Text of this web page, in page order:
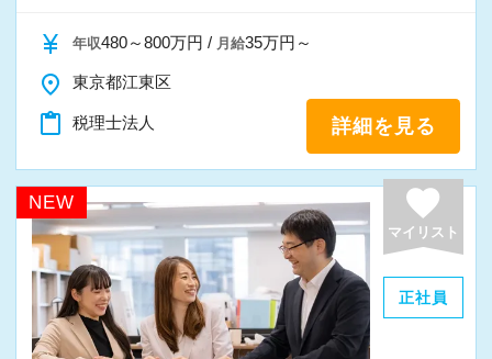
・年末調整業務
・申告書作成補助
・決算業務
・Excelを使用した集計、Wordでの文書作成
・電話、メール対応
・その他付随する業務
これまでの会計事務所や経理経験を活かしてご
活躍いただけます。
currency_yen 年収480～800万円 / 月給35万円～
place 東京都江東区
content_paste 税理士法人 詳細を見る
NEW favorite
マイリスト
正社員